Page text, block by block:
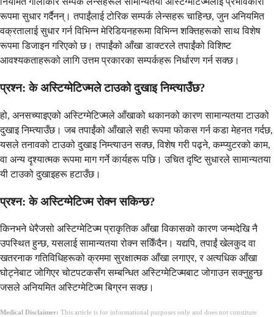
रूपमा सुधार गर्दैनन्। तपाईंलाई टोरिक सम्पर्क लेन्सहरू चाहिन्छ, जुन अनियमित
वक्रतालाई सुधार गर्न विभिन्न मेरिडियनहरूमा विभिन्न शक्तिहरूको साथ विशेष
रूपमा डिजाइन गरिएको छ। तपाईंको आँखा डाक्टरले तपाईंको विशिष्ट
आवश्यकताहरूको लागि उत्तम प्रकारका सम्पर्कहरू निर्धारण गर्न सक्छ।
प्रश्न: के अस्टिग्मेटिज्मले टाउको दुखाइ निम्त्याउँछ?
हो, अनसच्याइएको अस्टिग्मेटिज्मले आँखाको थकानको कारण सामान्यतया टाउको
दुखाइ निम्त्याउँछ। जब तपाईंको आँखाले सही रूपमा फोकस गर्न कडा मेहनत गर्दछ,
यसले तनावको टाउको दुखाइ निम्त्याउन सक्छ, विशेष गरी पढ्ने, कम्प्युटरको काम,
वा अन्य दृश्यात्मक रूपमा माग गर्ने कार्यहरू पछि। उचित दृष्टि सुधारले सामान्यतया
यी टाउको दुखाइहरू हटाउँछ।
प्रश्न: के अस्टिग्मेटिज्म रोक्न सकिन्छ?
किनभने धेरैजसो अस्टिग्मेटिज्म प्राकृतिक आँखा विकासको कारण जन्मदेखि नै
उपस्थित हुन्छ, यसलाई सामान्यतया रोक्न सकिँदैन। यद्यपि, तपाईं खेलकुद वा
खतरनाक गतिविधिहरूको क्रममा सुरक्षात्मक आँखा लगाएर, र अत्यधिक आँखा
घोट्नेबाट जोगिएर चोटपटकसँग सम्बन्धित अस्टिग्मेटिज्मबाट जोगाउन सक्नुहुन्छ
जसले अनियमित अस्टिग्मेटिज्म बिग्रन सक्छ।
Medical Disclaimer: This article is for informational purposes only and does not constitute